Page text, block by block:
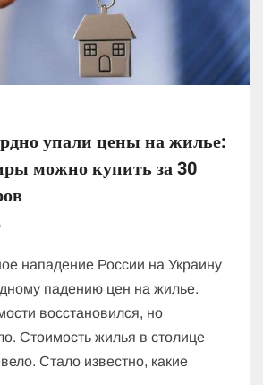
упали цены на жилье:
можно купить за 30
нападение России на Украину
падению цен на жилье.
восстановился, но
Стоимость жилья в столице
Стало известно, какие